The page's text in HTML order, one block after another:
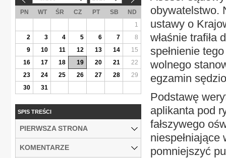
obywatelstwo.
ustawy o
właśnie
spełnienie
wolnego
egzamin
Podstawę
aplikanta pod
fałszywego
niespełniające
pomniejszyć
PN WT ŚR CZ PT SB
ND
1
2
3 4 5 6 7
8
9
10 11 12 13 14
15
16
17 18 19 20 21
22
23
24 25 26 27 28
29
30
31
SPIS TREŚCI
PIERWSZA STRONA
KOMENTARZE